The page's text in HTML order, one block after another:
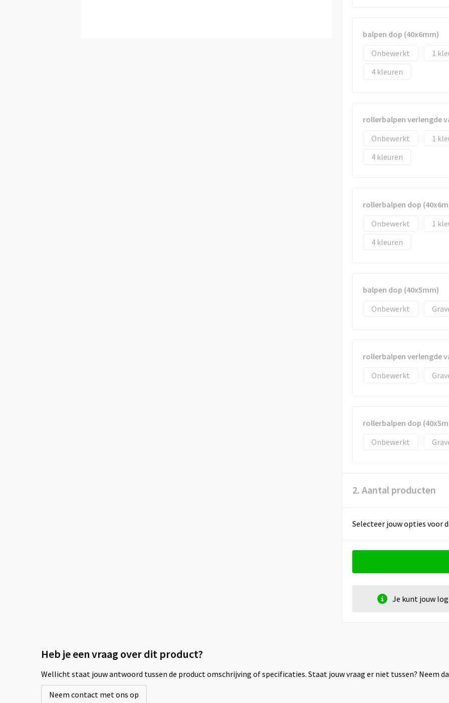
balpen dop (40x6mm)
Onbewerkt
1
4
rollerbalpen verlengde
Onbewerkt
1
4
rollerbalpen dop
Onbewerkt
1
4
balpen dop (40x5mm)
Onbewerkt
rollerbalpen verlengde
Onbewerkt
rollerbalpen dop
Onbewerkt
2. Aantal producten
Selecteer jouw opties voor
Je kunt jouw
Heb je een vraag over dit product?
Wellicht staat jouw antwoord tussen de product omschrijving of specificaties. Staat jouw vraag er niet tussen? Neem
Neem contact met ons op